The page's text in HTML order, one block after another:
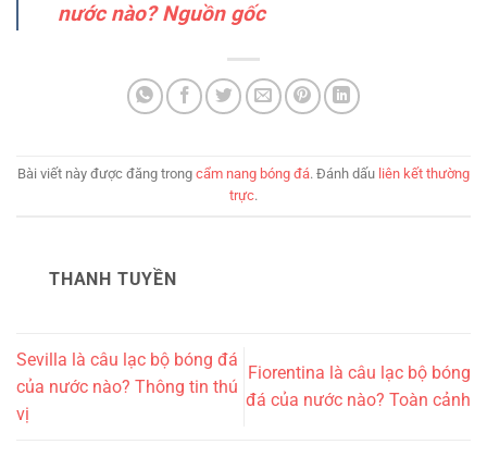
nước nào? Nguồn gốc
Bài viết này được đăng trong cẩm nang bóng đá. Đánh dấu liên kết thường
trực.
THANH TUYỀN
Sevilla là câu lạc bộ bóng đá
của nước nào? Thông tin thú
vị
Fiorentina là câu lạc bộ bóng
đá của nước nào? Toàn cảnh